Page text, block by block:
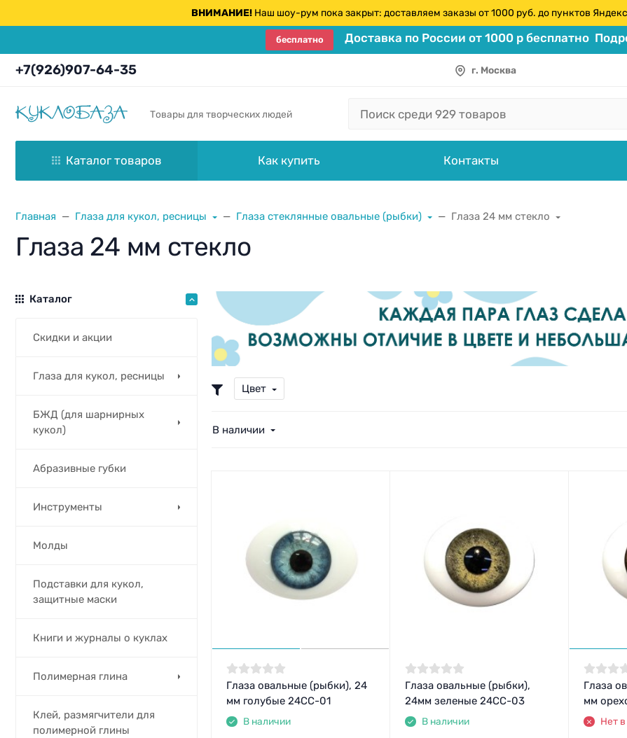
ВНИМАНИЕ!Наш шоу-рум пока закрыт: доставляем заказы от 1000 руб. до пунктов
бесплатно Доставка по России от 1000 р бесплатно
+7(926)907-64-35 г. Москва
Товары для творческих людей
Каталог товаров Как купить Контакты
Главная Глаза для кукол, ресницы Глаза стеклянные овальные (рыбки) Глаза 24 мм стекло
Глаза 24 мм стекло
Каталог
Скидки и акции
Глаза для кукол, ресницы
БЖД (для шарнирных
кукол)
Абразивные губки
Инструменты
Молды
Подставки для кукол,
защитные маски
Книги и журналы о куклах
Полимерная глина
Клей, размягчители для
полимерной глины
Цвет
В наличии
Глаза овальные (рыбки), 24
мм голубые 24CC-01
В наличии
Глаза овальные (рыбки),
24мм зеленые 24CC-03
В наличии
Глаза
мм
Нет